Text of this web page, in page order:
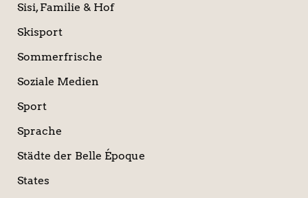
Sisi, Familie & Hof
Skisport
Sommerfrische
Soziale Medien
Sport
Sprache
Städte der Belle Époque
States